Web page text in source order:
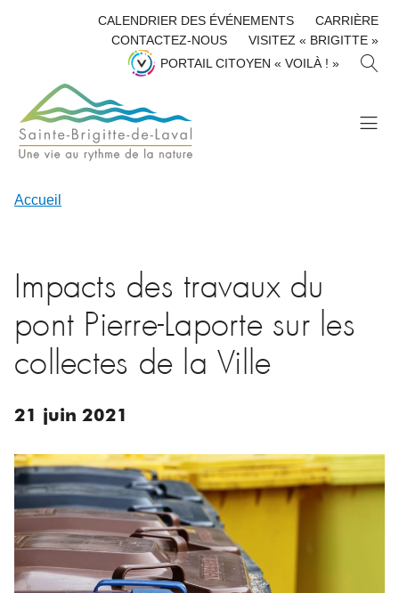
CALENDRIER DES ÉVÉNEMENTS
CARRIÈRE
CONTACTEZ-NOUS
VISITEZ « BRIGITTE »
PORTAIL CITOYEN « VOILÀ ! »
H
Accueil
Impacts des travaux du
pont Pierre-Laporte sur les
collectes de la Ville
21 juin 2021